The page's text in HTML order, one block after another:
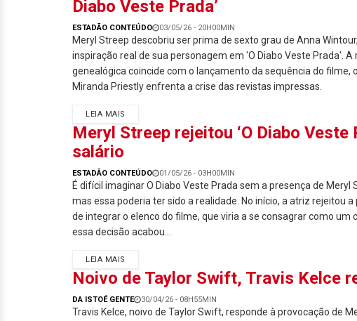
Diabo Veste Prada’
ESTADÃO CONTEÚDO 03/05/26 - 20H00MIN
Meryl Streep descobriu ser prima de sexto grau de Anna Wintour,
inspiração real de sua personagem em 'O Diabo Veste Prada'. A
genealógica coincide com o lançamento da sequência do filme,
Miranda Priestly enfrenta a crise das revistas impressas.
LEIA MAIS
Meryl Streep rejeitou ‘O Diabo
salário
ESTADÃO CONTEÚDO 01/05/26 - 03H00MIN
É difícil imaginar O Diabo Veste Prada sem a presença de Meryl
mas essa poderia ter sido a realidade. No início, a atriz rejeitou a
de integrar o elenco do filme, que viria a se consagrar como um
essa decisão acabou...
LEIA MAIS
Noivo de Taylor Swift, Travis Kelce
DA ISTOÉ GENTE 30/04/26 - 08H55MIN
Travis Kelce, noivo de Taylor Swift, responde à provocação de